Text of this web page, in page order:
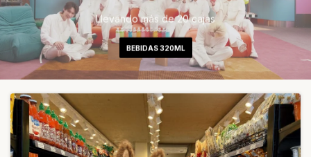
Llevando más de 20 cajas
BEBIDAS 320ML